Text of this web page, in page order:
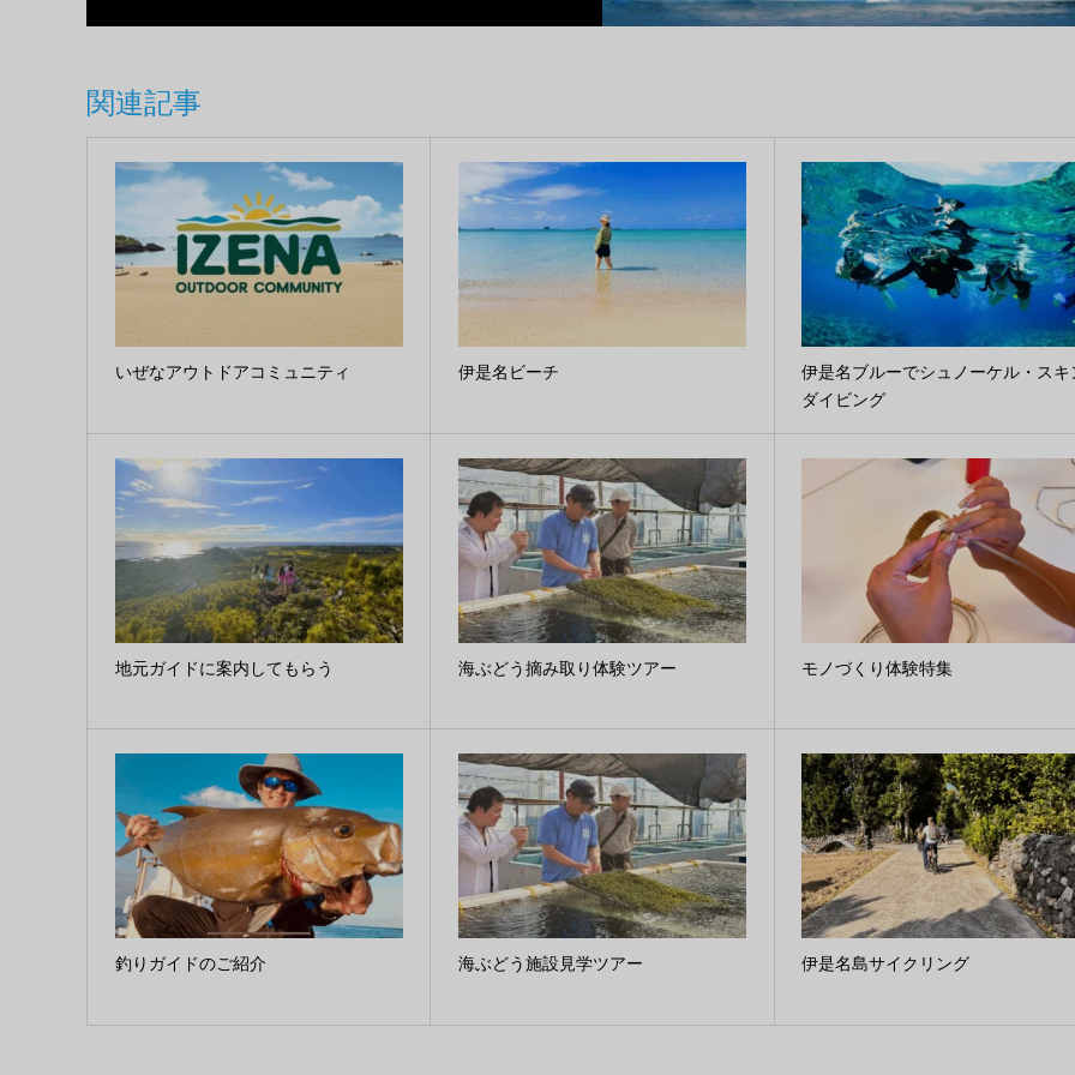
関連記事
いぜなアウトドアコミュニティ 伊是名ビーチ
伊是名ブルーでシュノーケル・スキ
ダイビング
地元ガイドに案内してもらう 海ぶどう摘み取り体験ツアー モノづくり体験特集
釣りガイドのご紹介 海ぶどう施設見学ツアー 伊是名島サイクリング